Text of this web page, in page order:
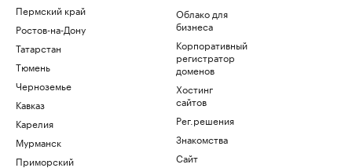
Пермский край
Ростов-на-Дону
Татарстан
Тюмень
Черноземье
Кавказ
Карелия
Мурманск
Приморский
Облако для
бизнеса
Корпоративный
регистратор
доменов
Хостинг
сайтов
Рег.решения
Знакомства
Сайт